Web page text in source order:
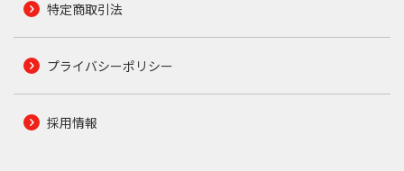
特定商取引法
プライバシーポリシー
採用情報